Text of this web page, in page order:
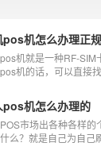
pos机怎么办理正
机就是一种RF-SIM
机的话，可以直接
pos机怎么办理的
市场出各种各样的
么？就是自己为自己